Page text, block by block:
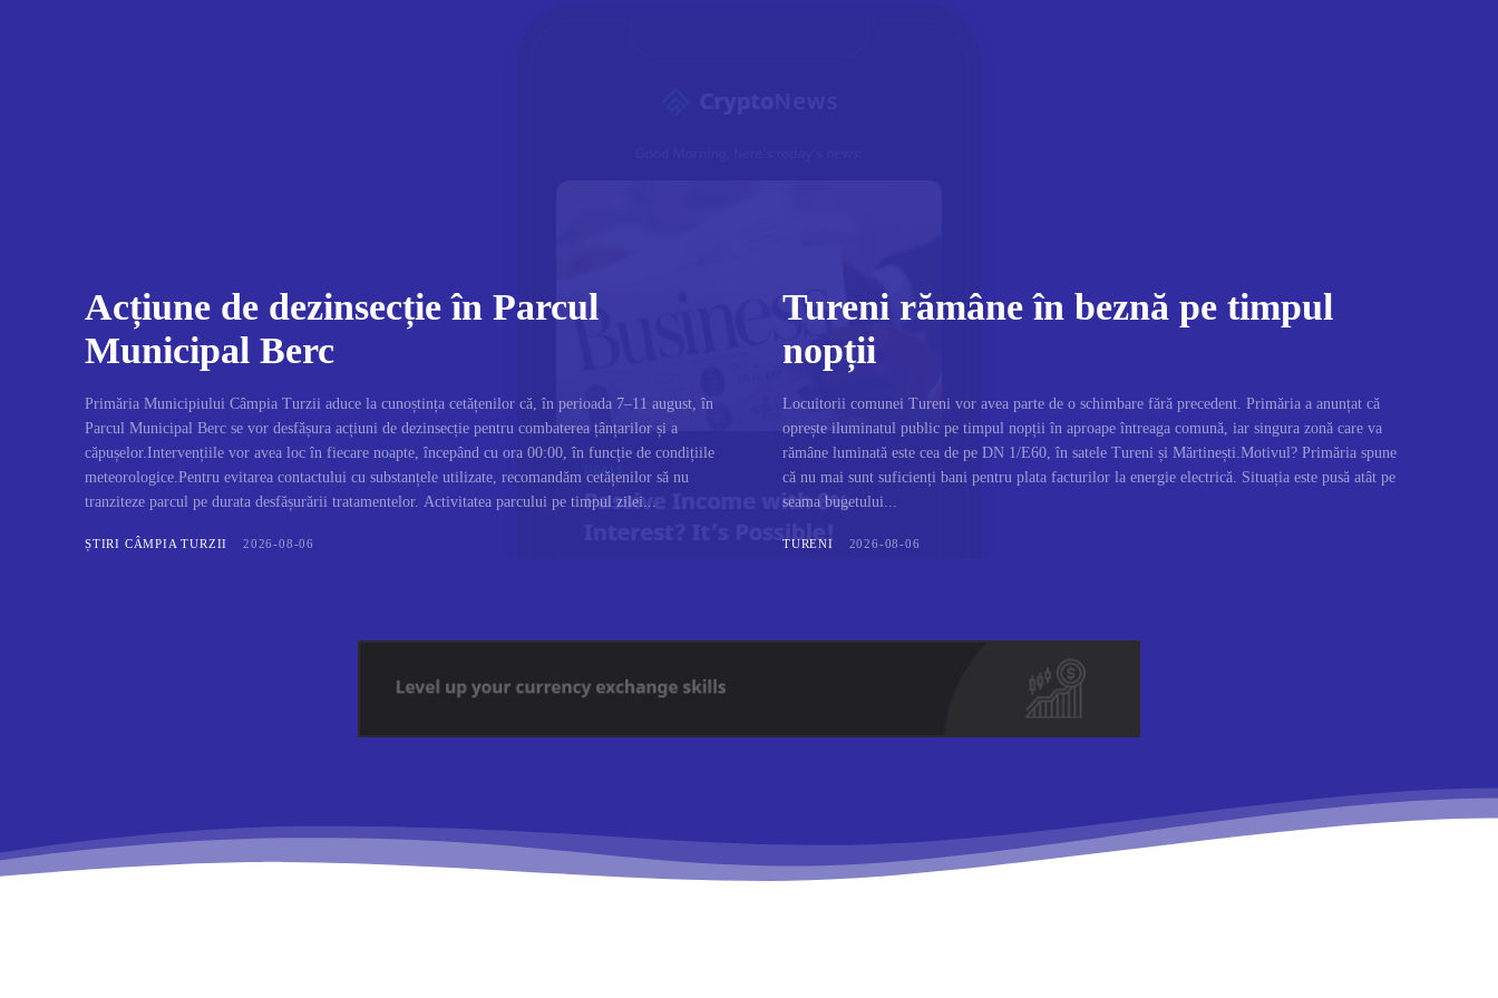
Acțiune de dezinsecție în Parcul
Municipal Berc
Primăria Municipiului Câmpia Turzii aduce la cunoștința cetățenilor că, în perioada 7–11 august, în
Parcul Municipal Berc se vor desfășura acțiuni de dezinsecție pentru combaterea țânțarilor și a
căpușelor.Intervențiile vor avea loc în fiecare noapte, începând cu ora 00:00, în funcție de condițiile
meteorologice.Pentru evitarea contactului cu substanțele utilizate, recomandăm cetățenilor să nu
tranziteze parcul pe durata desfășurării tratamentelor. Activitatea parcului pe timpul zilei...
ȘTIRI CÂMPIA TURZII 2026-08-06
Tureni rămâne în beznă pe timpul
nopții
Locuitorii comunei Tureni vor avea parte de o schimbare fără precedent. Primăria a anunțat că
oprește iluminatul public pe timpul nopții în aproape întreaga comună, iar singura zonă care va
rămâne luminată este cea de pe DN 1/E60, în satele Tureni și Mărtinești.Motivul? Primăria spune
că nu mai sunt suficienți bani pentru plata facturilor la energie electrică. Situația este pusă atât pe
seama bugetului...
TURENI 2026-08-06